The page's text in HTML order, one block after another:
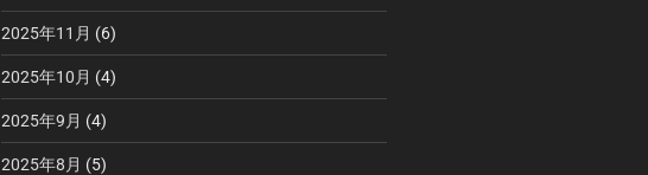
2025年11月 (6)
2025年10月 (4)
2025年9月 (4)
2025年8月 (5)